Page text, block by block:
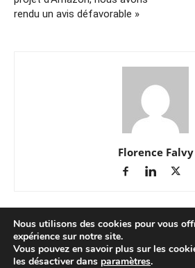
rendu un avis défavorable »
Florence Falvy
Nous utilisons des cookies pour vous
expérience sur notre site.
Vous pouvez en savoir plus sur les
les désactiver dans paramètres.